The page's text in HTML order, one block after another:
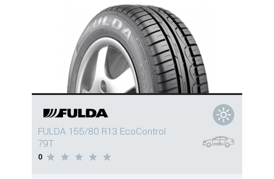
FULDA 155/80 R13 EcoControl
79T
0